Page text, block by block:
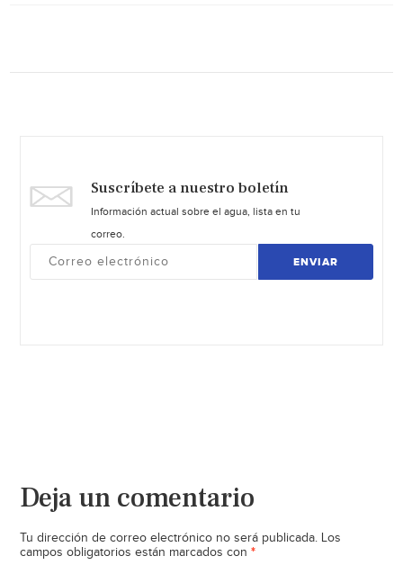
Suscríbete a nuestro boletín
Información actual sobre el agua, lista en tu
correo.
ENVIAR
Deja un comentario
Tu dirección de correo electrónico no será publicada. Los
campos obligatorios están marcados con *